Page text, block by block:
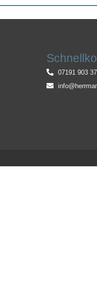
07191 903